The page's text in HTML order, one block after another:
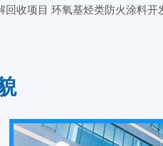
回收项目 环氧基烃类防火涂料开